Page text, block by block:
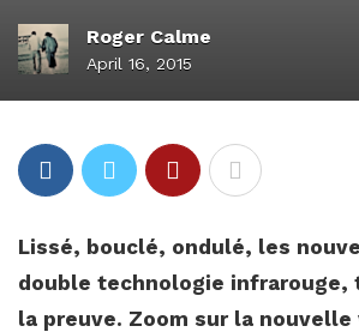
Roger Calme
April 16, 2015
Lissé, bouclé, ondulé, les
double technologie
la preuve. Zoom sur la nouvelle